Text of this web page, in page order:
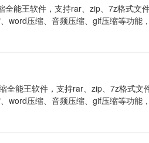
全能王软件，支持rar、zip、7z格式文
word压缩、音频压缩、gif压缩等功能
全能王软件，支持rar、zip、7z格式文
word压缩、音频压缩、gif压缩等功能